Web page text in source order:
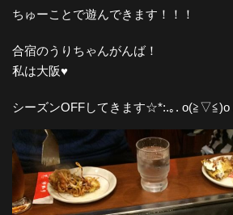
ちゅーことで遊んできます！！！
合宿のうりちゃんがんば！
私は大阪♥︎
シーズンOFFしてきます☆*:.｡.